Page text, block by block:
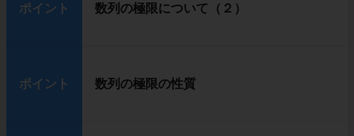
ポイント 数列の極限について（２）
ポイント 数列の極限の性質